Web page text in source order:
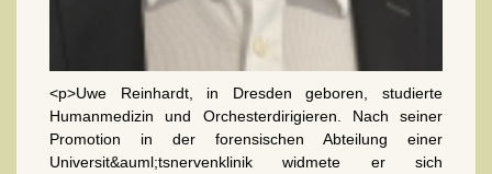
<p>Uwe Reinhardt, in Dresden geboren, studierte
Humanmedizin und Orchesterdirigieren. Nach seiner
Promotion in der forensischen Abteilung einer
Universit&auml;tsnervenklinik widmete er sich